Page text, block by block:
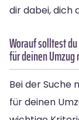
dir dabei, dich
Worauf solltest
für deinen Umzug
Bei der
für deinen